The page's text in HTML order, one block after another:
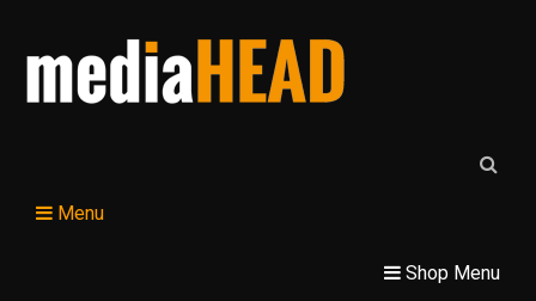
Menu
Shop Menu